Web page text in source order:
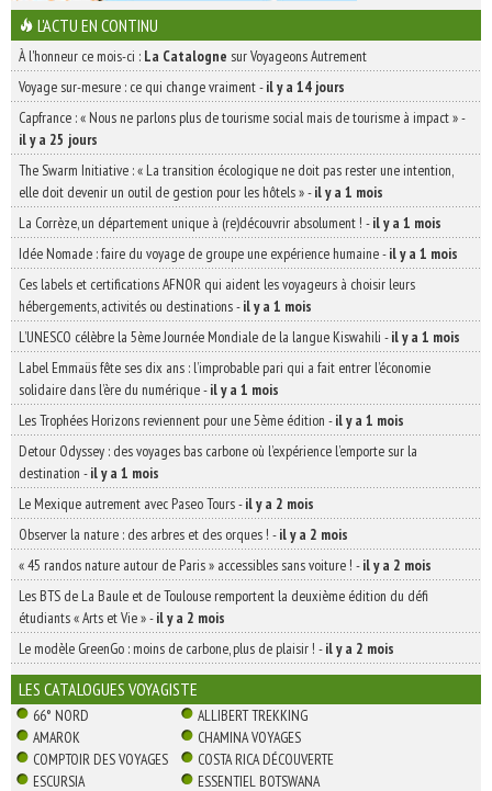
L'ACTU EN CONTINU
À l'honneur ce mois-ci : La Catalogne sur Voyageons Autrement
Voyage sur-mesure : ce qui change vraiment-il y a 14 jours
Capfrance : « Nous ne parlons plus de tourisme social mais de tourisme à impact »-
il y a 25 jours
The Swarm Initiative : « La transition écologique ne doit pas rester une intention,
elle doit devenir un outil de gestion pour les hôtels »-il y a 1 mois
La Corrèze, un département unique à (re)découvrir absolument ! -il y a 1 mois
Idée Nomade : faire du voyage de groupe une expérience humaine-il y a 1 mois
Ces labels et certifications AFNOR qui aident les voyageurs à choisir leurs
hébergements, activités ou destinations-il y a 1 mois
L’UNESCO célèbre la 5ème Journée Mondiale de la langue Kiswahili -il y a 1 mois
Label Emmaüs fête ses dix ans : l’improbable pari qui a fait entrer l’économie
solidaire dans l’ère du numérique-il y a 1 mois
Les Trophées Horizons reviennent pour une 5ème édition -il y a 1 mois
Detour Odyssey : des voyages bas carbone où l’expérience l’emporte sur la
destination -il y a 1 mois
Le Mexique autrement avec Paseo Tours-il y a 2 mois
Observer la nature : des arbres et des orques ! -il y a 2 mois
« 45 randos nature autour de Paris » accessibles sans voiture ! -il y a 2 mois
Les BTS de La Baule et de Toulouse remportent la deuxième édition du défi
étudiants « Arts et Vie »-il y a 2 mois
Le modèle GreenGo : moins de carbone, plus de plaisir ! -il y a 2 mois
LES CATALOGUES VOYAGISTE
66° NORD
ALLIBERT TREKKING
AMAROK
CHAMINA VOYAGES
COMPTOIR DES VOYAGES
COSTA RICA DÉCOUVERTE
ESCURSIA
ESSENTIEL BOTSWANA